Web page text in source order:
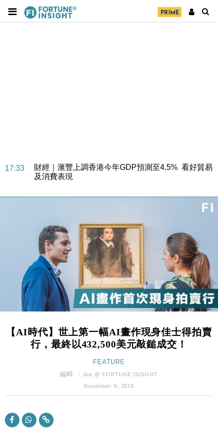
17:33
財經｜滙豐上調香港今年GDP預測至4.5% 看好貿易
及消費表現
財經｜恒隆10月換帥 玩具「反」斗城亞洲CEO蔡德
粦接任
財經｜韓股反覆波動收跌 連挫7周創逾3年最長跌勢
13:44
財經｜內地7月美元計價出口增近24%勝預期 貿易順
差達1125億美元
12:44
財經｜日本春季三度入市撐日圓 4月單日斥6.28萬億
11:12
國際｜特朗普料美伊戰事快結束 承認部分彈藥庫存緊
張
財經｜SA售股自救後再出手 斥4億美元押注未上市公
財經｜華僑銀行上半年淨利創新高 中期息增15%至
47仙
17:33
及消費表現
【AI時代】世上第一幅AI畫作現身佳士得拍賣
行，最終以432,500美元敲鎚成交！
FEATURE
編輯 ： Joe @ FORTUNE INSIGHT
November 9, 2018